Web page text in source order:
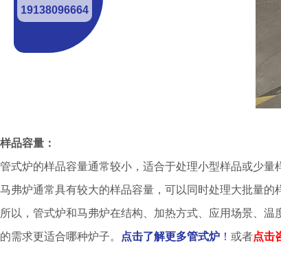
样品容量：
管式炉的样品容量通常较小，适合于处理小型样品或少量
马弗炉通常具有较大的样品容量，可以同时处理大批量的
所以，管式炉和马弗炉在结构、加热方式、应用场景、
的需求更适合哪种炉子。
点击了解更多管式炉 ！ 或者点击
19138096664